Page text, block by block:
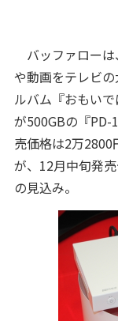
バッファローは
や動画をテレビ
ルバム『おもい
が500GBの『PD-
売価格は2万2800
が、12月中旬発
の見込み。